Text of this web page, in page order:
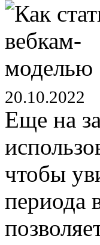
20.10.2022
Еще на
чтобы
периода